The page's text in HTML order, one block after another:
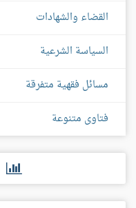
القضاء والشهادات
السياسة الشرعية
مسائل فقهية متفرقة
فتاوى متنوعة